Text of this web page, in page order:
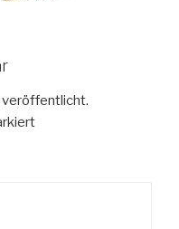
veröffentlicht.